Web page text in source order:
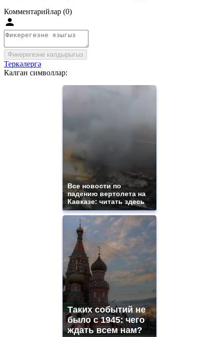
Комментарийлар (0)
Фикерегезне калдырыгыз
Теркәлергә
Калган символлар:
Все новости по
падению вертолета на
Кавказе: читать здесь
Таких событий не
было с 1945: чего
ждать всем нам?